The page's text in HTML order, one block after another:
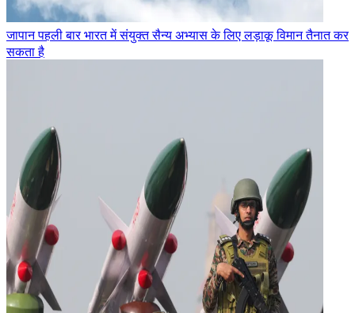
जापान पहली बार भारत में संयुक्त सैन्य अभ्यास के लिए लड़ाकू विमान तैनात कर
सकता है